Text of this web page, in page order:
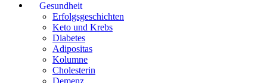
Gesundheit
Erfolgsgeschichten
Keto und Krebs
Diabetes
Adipositas
Kolumne
Cholesterin